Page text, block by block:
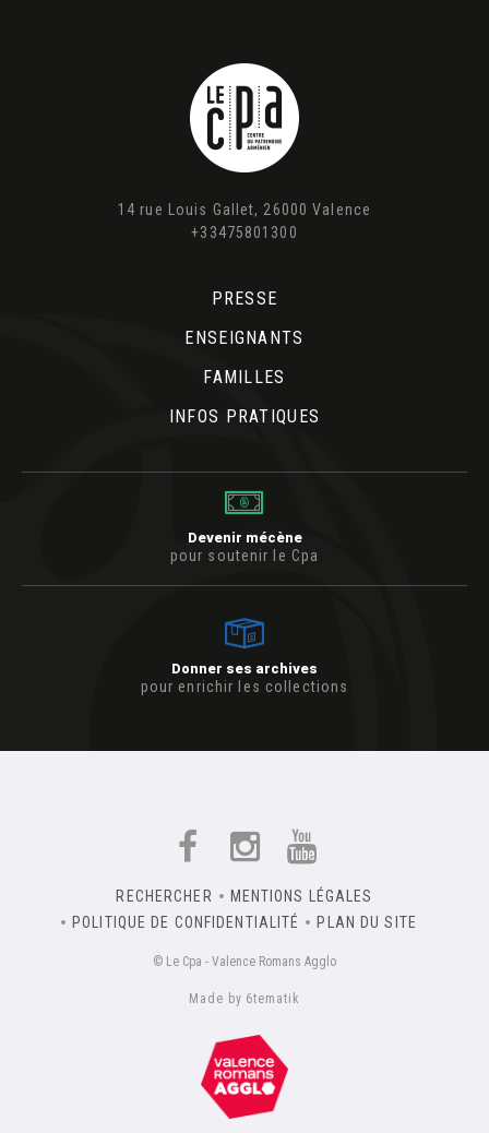
14 rue Louis Gallet, 26000 Valence
+33475801300
PRESSE
ENSEIGNANTS
FAMILLES
INFOS PRATIQUES
Devenir mécène
pour soutenir le Cpa
Donner ses archives
pour enrichir les collections
RECHERCHER
MENTIONS LÉGALES
POLITIQUE DE CONFIDENTIALITÉ
PLAN DU SITE
© Le Cpa - Valence Romans Agglo
Made by 6tematik